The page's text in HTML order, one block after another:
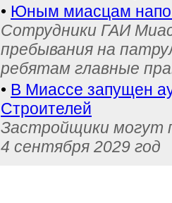
• Юным миасцам
Сотрудники ГАИ
пребывания на
ребятам главные
• В Миассе запущен
Строителей
Застройщики могут
4 сентября 2029 год